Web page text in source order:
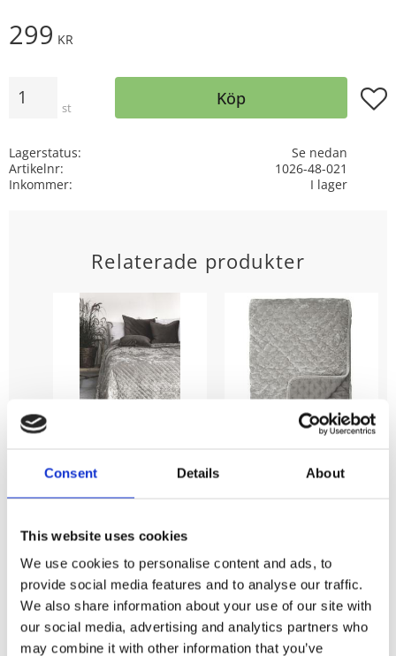
Consent Details About
This website uses cookies
We use cookies to personalise content and ads, to
provide social media features and to analyse our traffic.
We also share information about your use of our site with
our social media, advertising and analytics partners who
may combine it with other information that you’ve
299 KR
st Köp
Lagerstatus
Se nedan
Artikelnr
1026-48-021
Inkommer
I lager
Relaterade produkter
Överkast Cia, i
lyxig sammet till
enkelsäng,
180x260cm
Stl: 180x260 cm,
Underbart mjukt
quiltat överkast
CIA i sammet med
lyster och
dekorativa
stickningar.
1 399
Överkast Cia, i
lyxig sammet till
Stl: 260x260 cm.
Underbart mjukt
quiltat överkast
CIA till dubbelsäng
i sammet med
lyster och
dekorativa
1 799